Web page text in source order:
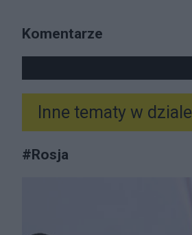
Komentarze
Inne tematy w dziale
#Rosja